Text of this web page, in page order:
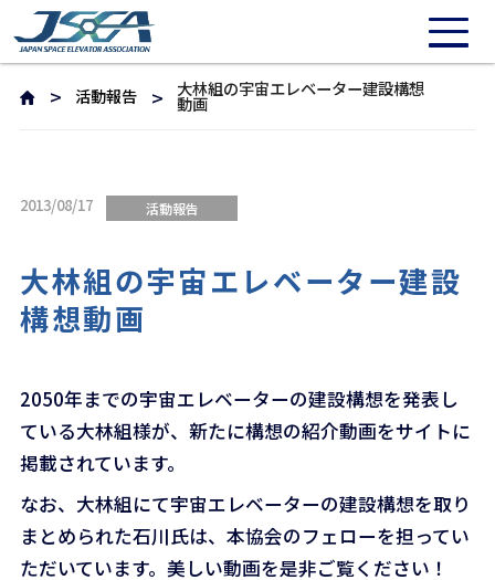
活動報告 大林組の宇宙エレベーター建設構想
動画
2013/08/17 活動報告
大林組の宇宙エレベーター建設
構想動画
2050年までの宇宙エレベーターの建設構想を発表し
ている大林組様が、新たに構想の紹介動画をサイトに
掲載されています。
なお、大林組にて宇宙エレベーターの建設構想を取り
まとめられた石川氏は、本協会のフェローを担ってい
ただいています。美しい動画を是非ご覧ください！